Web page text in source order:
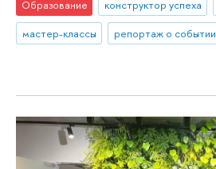
Образование конструктор успеха
мастер-классы
репортаж о событии